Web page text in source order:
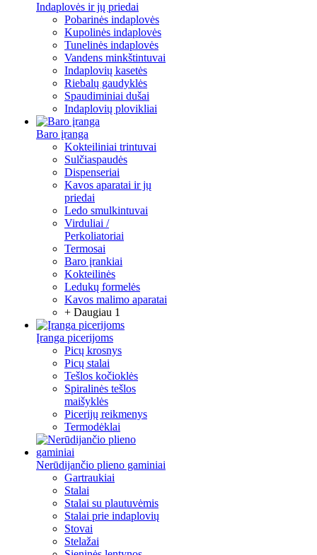
Indaplovės ir jų priedai
Pobarinės indaplovės
Kupolinės indaplovės
Tunelinės indaplovės
Vandens minkštintuvai
Indaplovių kasetės
Riebalų gaudyklės
Spaudiminiai dušai
Indaplovių plovikliai
Baro įranga
Kokteiliniai trintuvai
Sulčiaspaudės
Dispenseriai
Kavos aparatai ir jų
priedai
Ledo smulkintuvai
Virduliai /
Perkoliatoriai
Termosai
Baro įrankiai
Kokteilinės
Ledukų formelės
Kavos malimo aparatai
+ Daugiau 1
Įranga picerijoms
Picų krosnys
Picų stalai
Tešlos kočioklės
Spiralinės tešlos
maišyklės
Picerijų reikmenys
Termodėklai
Nerūdijančio plieno gaminiai
Gartraukiai
Stalai
Stalai su plautuvėmis
Stalai prie indaplovių
Stovai
Stelažai